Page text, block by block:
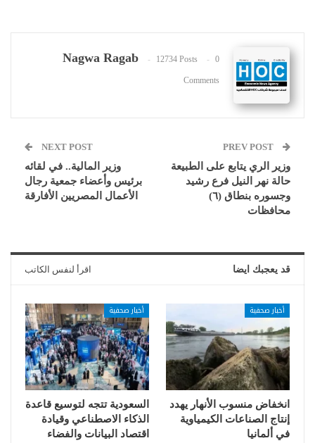
Nagwa Ragab 12734 Posts 0
Comments
وزير الري يتابع على الطبيعة
حالة نهر النيل فرع رشيد
وجسوره بنطاق (٦)
محافظات
NEXT POST
وزير المالية.. في لقائه
برئيس وأعضاء جمعية رجال
الأعمال المصريين الأفارقة
قد يعجبك ايضا اقرأ لنفس الكاتب
أخبار صحفية
انخفاض منسوب الأنهار يهدد
إنتاج الصناعات الكيمياوية
في ألمانيا
أخبار صحفية
السعودية تتجه لتوسيع قاعدة
الذكاء الاصطناعي وقيادة
اقتصاد البيانات والفضاء